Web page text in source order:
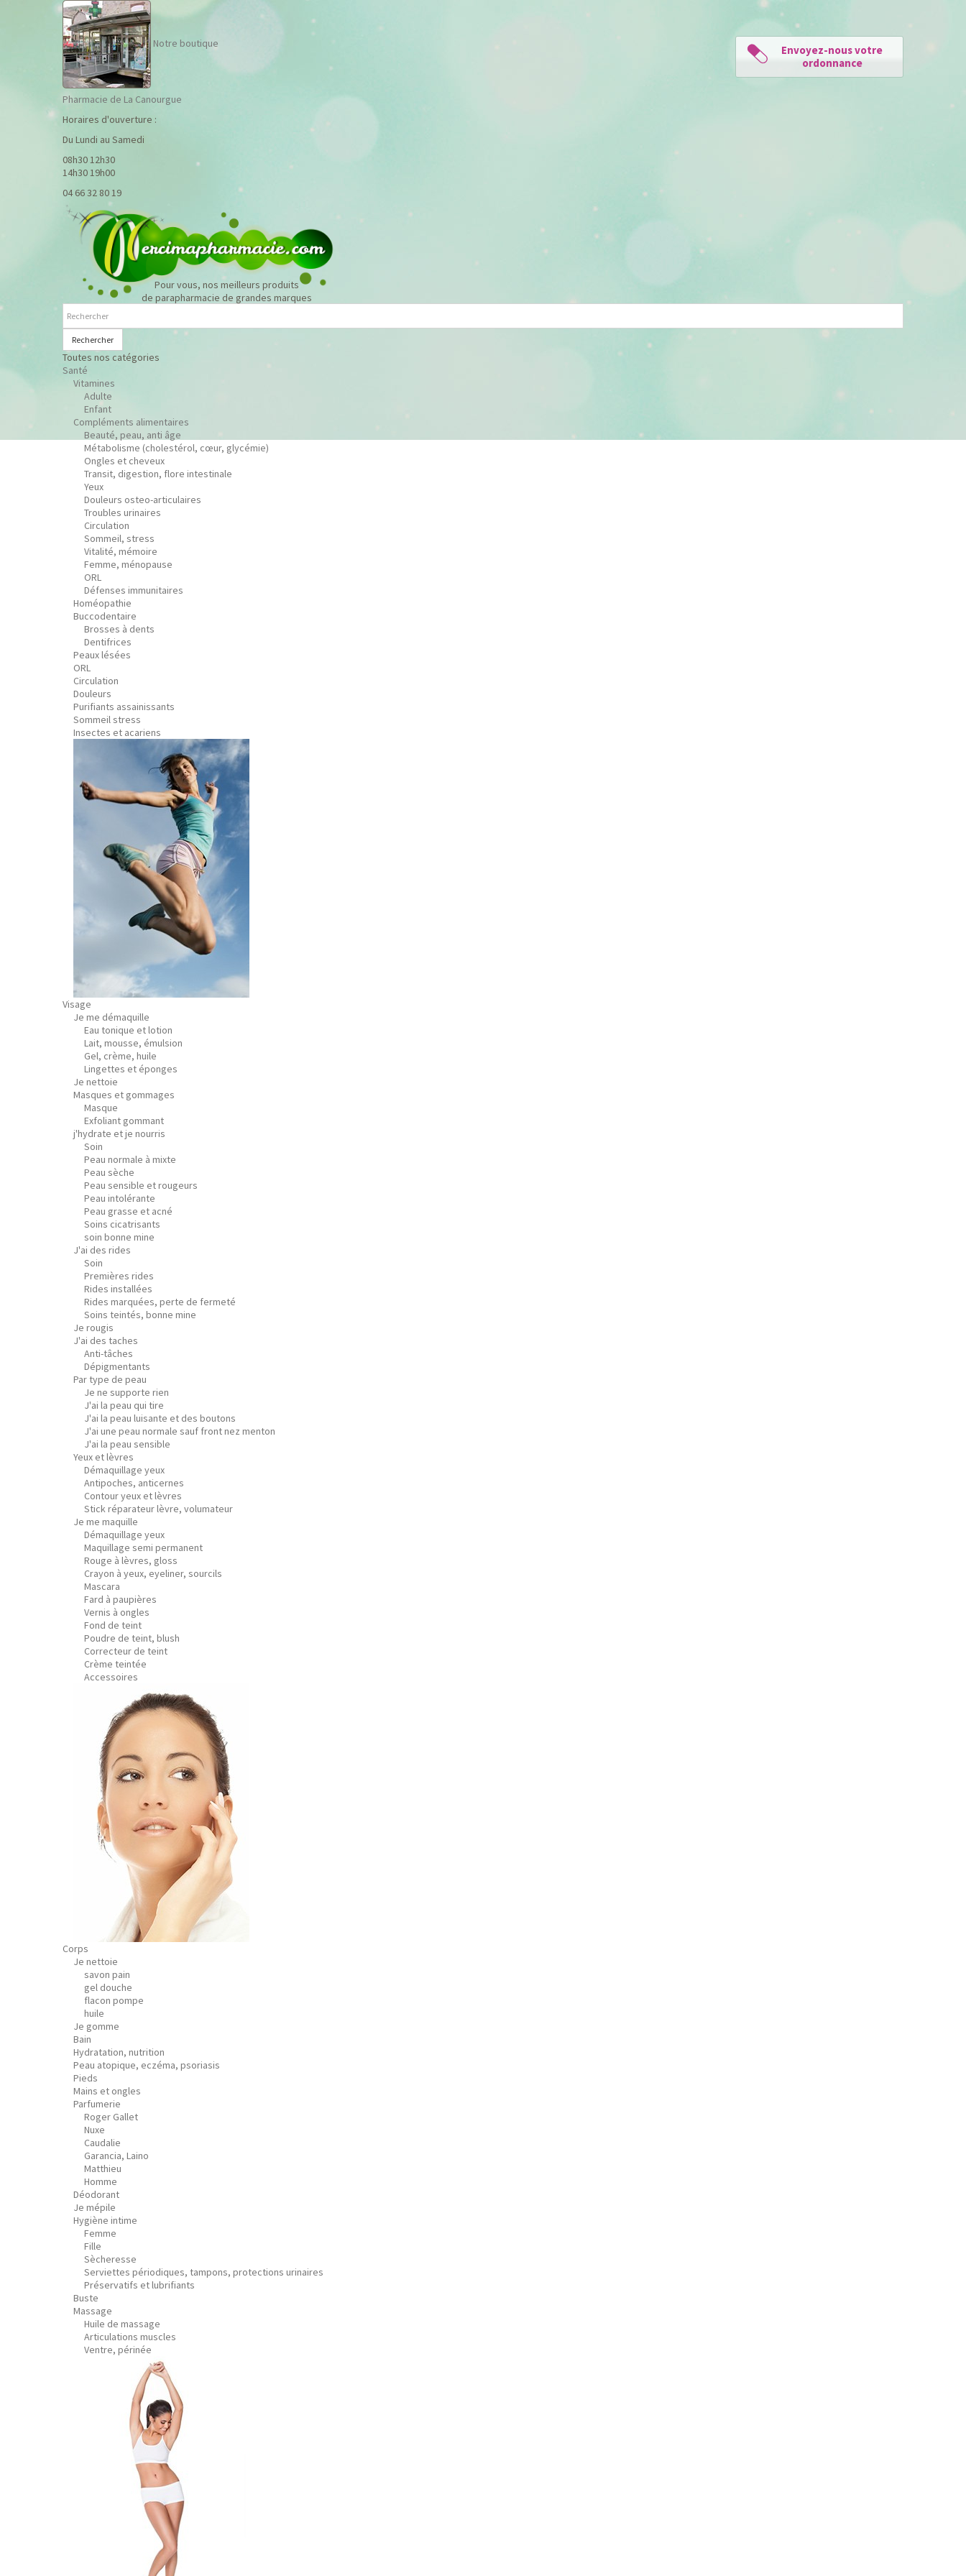
Notre boutique
Pharmacie de La Canourgue
Horaires d'ouverture :
Du Lundi au Samedi
08h30 12h30
14h30 19h00
04 66 32 80 19
Pour vous, nos meilleurs produits
de parapharmacie de grandes marques
Rechercher
Toutes nos catégories
Santé
Vitamines
Adulte
Enfant
Compléments alimentaires
Beauté, peau, anti âge
Métabolisme (cholestérol, cœur, glycémie)
Ongles et cheveux
Transit, digestion, flore intestinale
Yeux
Douleurs osteo-articulaires
Troubles urinaires
Circulation
Sommeil, stress
Vitalité, mémoire
Femme, ménopause
ORL
Défenses immunitaires
Homéopathie
Buccodentaire
Brosses à dents
Dentifrices
Peaux lésées
ORL
Circulation
Douleurs
Purifiants assainissants
Sommeil stress
Insectes et acariens
Visage
Je me démaquille
Eau tonique et lotion
Lait, mousse, émulsion
Gel, crème, huile
Lingettes et éponges
Je nettoie
Masques et gommages
Masque
Exfoliant gommant
j'hydrate et je nourris
Soin
Peau normale à mixte
Peau sèche
Peau sensible et rougeurs
Peau intolérante
Peau grasse et acné
Soins cicatrisants
soin bonne mine
J'ai des rides
Soin
Premières rides
Rides installées
Rides marquées, perte de fermeté
Soins teintés, bonne mine
Je rougis
J'ai des taches
Anti-tâches
Dépigmentants
Par type de peau
Je ne supporte rien
J'ai la peau qui tire
J'ai la peau luisante et des boutons
J'ai une peau normale sauf front nez menton
J'ai la peau sensible
Yeux et lèvres
Démaquillage yeux
Antipoches, anticernes
Contour yeux et lèvres
Stick réparateur lèvre, volumateur
Je me maquille
Démaquillage yeux
Maquillage semi permanent
Rouge à lèvres, gloss
Crayon à yeux, eyeliner, sourcils
Mascara
Fard à paupières
Vernis à ongles
Fond de teint
Poudre de teint, blush
Correcteur de teint
Crème teintée
Accessoires
Corps
Je nettoie
savon pain
gel douche
flacon pompe
huile
Je gomme
Bain
Hydratation, nutrition
Peau atopique, eczéma, psoriasis
Pieds
Mains et ongles
Parfumerie
Roger Gallet
Nuxe
Caudalie
Garancia, Laino
Matthieu
Homme
Déodorant
Je mépile
Hygiène intime
Femme
Fille
Sècheresse
Serviettes périodiques, tampons, protections urinaires
Préservatifs et lubrifiants
Buste
Massage
Huile de massage
Articulations muscles
Ventre, périnée
Envoyez-nous votre
ordonnance